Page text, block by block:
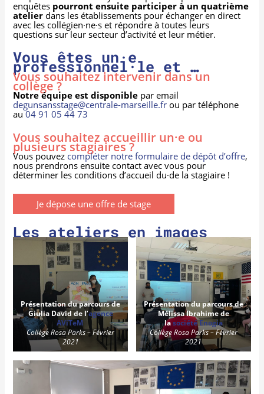
enquêtes pourront ensuite participer à un quatrième
atelier dans les établissements pour échanger en direct
avec les collégien·ne·s et répondre à toutes leurs
questions sur leur secteur d’activité et leur métier.
Vous êtes un·e
professionnel·le et …
Vous souhaitez intervenir dans un
collège ?
Notre équipe est disponible par email
degunsansstage@centrale-marseille.fr ou par téléphone
au04 91 05 44 73
Vous souhaitez accueillir un·e ou
plusieurs stagiaires ?
Vous pouvez compléter notre formulaire de dépôt d’offre,
nous prendrons ensuite contact avec vous pour
déterminer les conditions d’accueil du·de la stagiaire !
Je dépose une offre de stage
Les ateliers en images
Présentation du parcours de
Giulia David de l’agence
AViTeM
Collège Rosa Parks – Février
2021
Présentation du parcours de
Mélissa Ibrahime de
lasociété Enogia
Collège Rosa Parks – Février
2021